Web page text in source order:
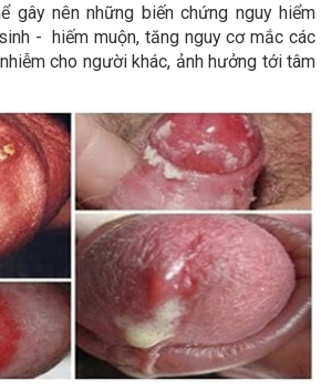
gây nên những biến chứng nguy hiểm
- hiếm muộn, tăng nguy cơ mắc các
cho người khác, ảnh hưởng tới tâm